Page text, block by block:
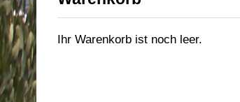
Ihr Warenkorb ist noch leer.